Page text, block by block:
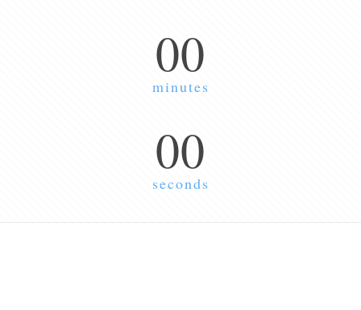
00
minutes
00
seconds